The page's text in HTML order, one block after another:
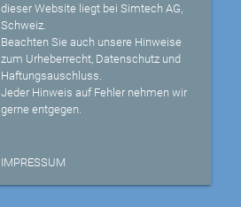
dieser Website liegt bei Simtech AG,
Schweiz.
Beachten Sie auch unsere Hinweise
zum Urheberrecht, Datenschutz und
Haftungsauschluss.
Jeder Hinweis auf Fehler nehmen wir
gerne entgegen.
IMPRESSUM